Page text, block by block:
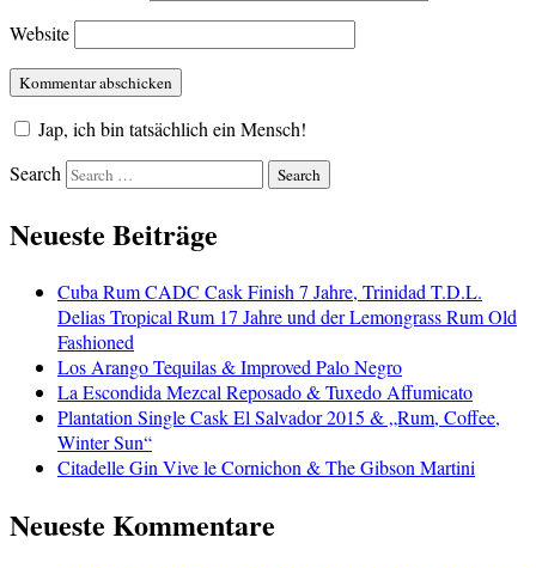
Website
Jap, ich bin tatsächlich ein Mensch!
Search
Neueste Beiträge
Cuba Rum CADC Cask Finish 7 Jahre, Trinidad T.D.L.
Delias Tropical Rum 17 Jahre und der Lemongrass Rum Old
Fashioned
Los Arango Tequilas & Improved Palo Negro
La Escondida Mezcal Reposado & Tuxedo Affumicato
Plantation Single Cask El Salvador 2015 & „Rum, Coffee,
Winter Sun“
Citadelle Gin Vive le Cornichon & The Gibson Martini
Neueste Kommentare